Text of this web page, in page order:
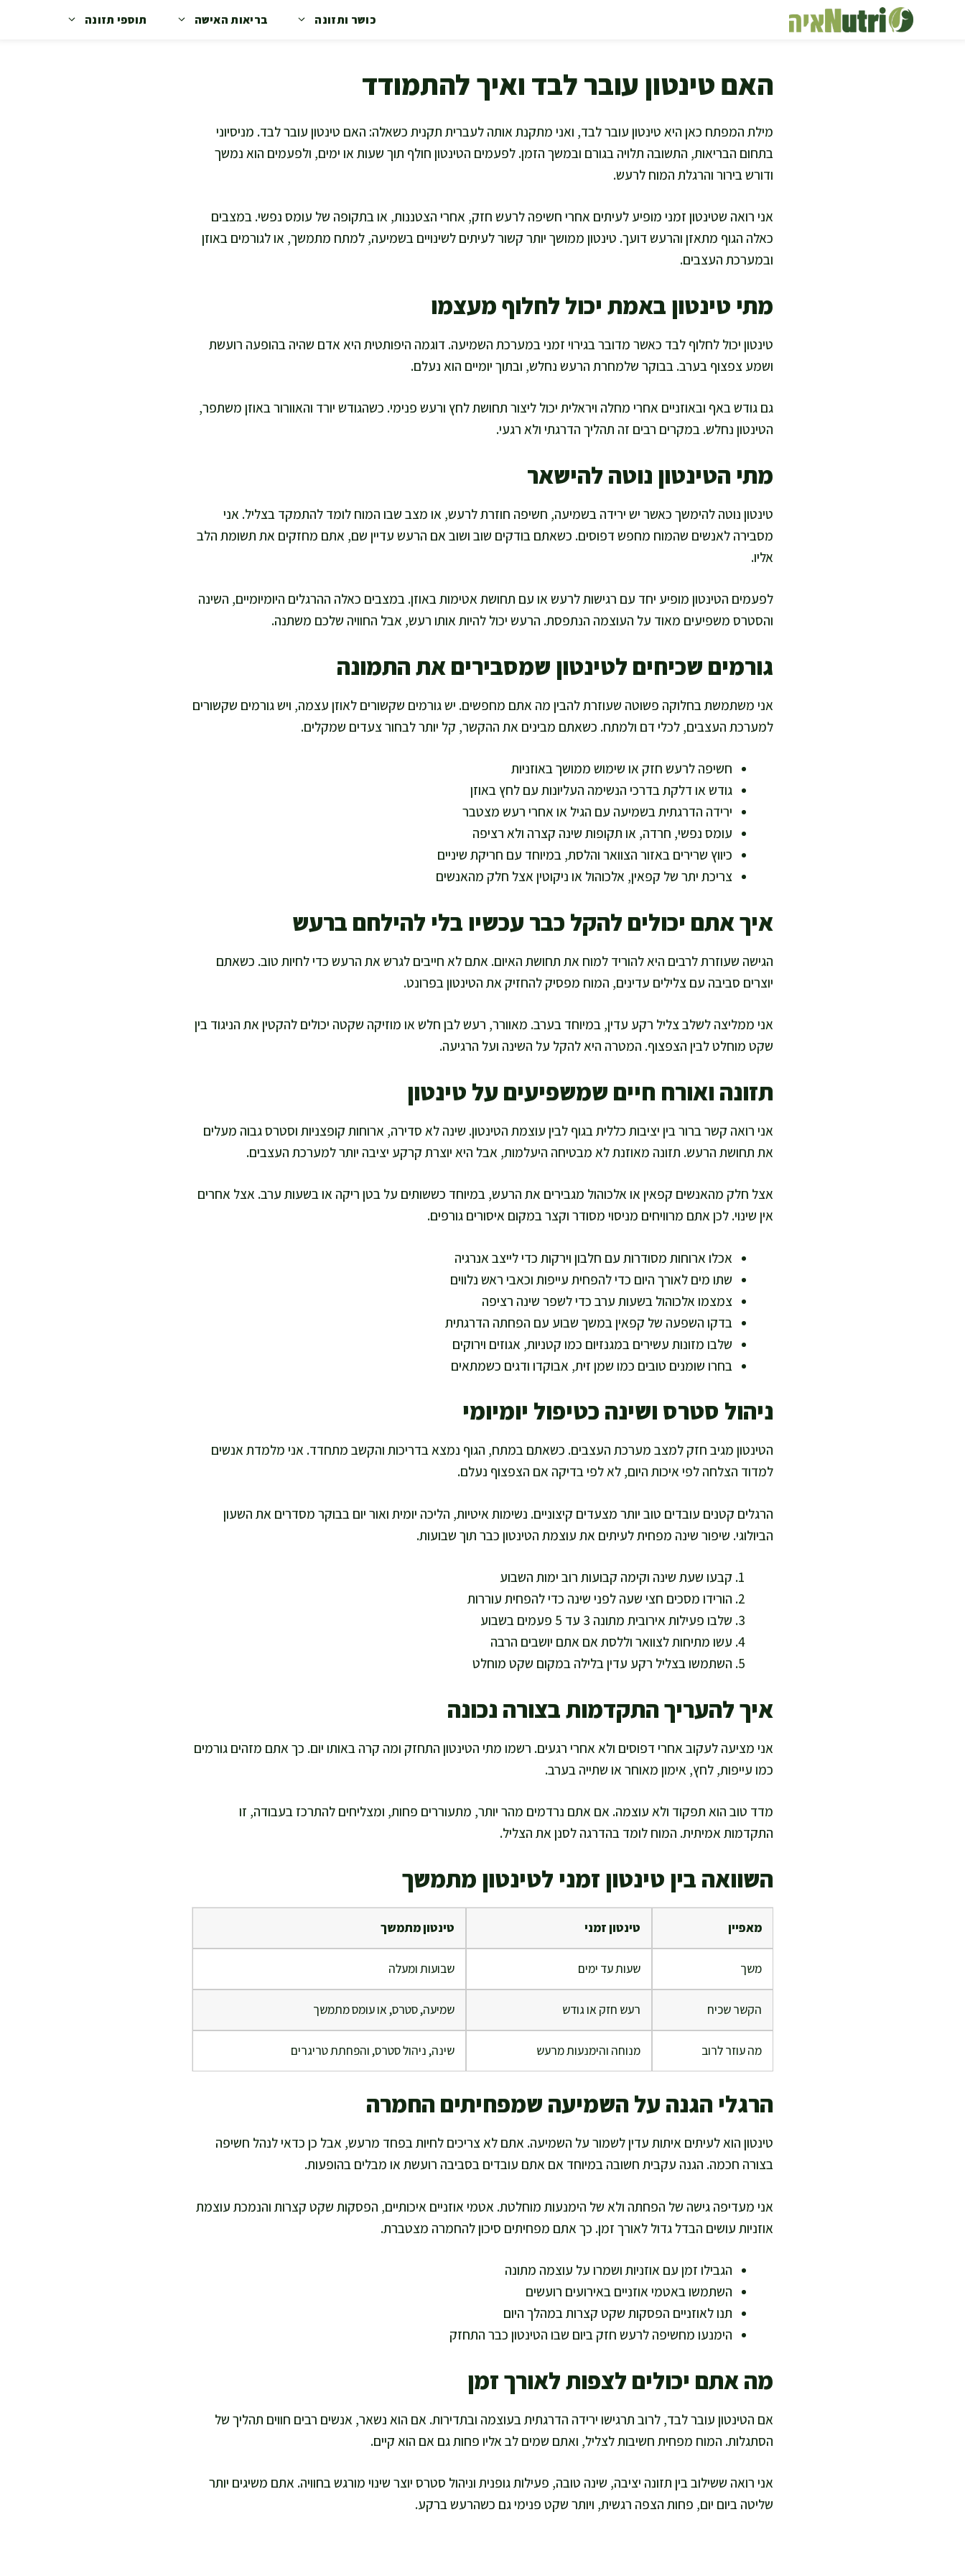
כושר ותזונה בריאות האישה תוספי תזונה
האם טינטון עובר לבד ואיך להתמודד
מילת המפתח כאן היא טינטון עובר לבד, ואני מתקנת אותה לעברית תקנית כשאלה: האם טינטון עובר לבד. מניסיוני
בתחום הבריאות, התשובה תלויה בגורם ובמשך הזמן. לפעמים הטינטון חולף תוך שעות או ימים, ולפעמים הוא נמשך
ודורש בירור והרגלת המוח לרעש.
אני רואה שטינטון זמני מופיע לעיתים אחרי חשיפה לרעש חזק, אחרי הצטננות, או בתקופה של עומס נפשי. במצבים
כאלה הגוף מתאזן והרעש דועך. טינטון ממושך יותר קשור לעיתים לשינויים בשמיעה, למתח מתמשך, או לגורמים באוזן
ובמערכת העצבים.
מתי טינטון באמת יכול לחלוף מעצמו
טינטון יכול לחלוף לבד כאשר מדובר בגירוי זמני במערכת השמיעה. דוגמה היפותטית היא אדם שהיה בהופעה רועשת
ושמע צפצוף בערב. בבוקר שלמחרת הרעש נחלש, ובתוך יומיים הוא נעלם.
גם גודש באף ובאוזניים אחרי מחלה ויראלית יכול ליצור תחושת לחץ ורעש פנימי. כשהגודש יורד והאוורור באוזן משתפר,
הטינטון נחלש. במקרים רבים זה תהליך הדרגתי ולא רגעי.
מתי הטינטון נוטה להישאר
טינטון נוטה להימשך כאשר יש ירידה בשמיעה, חשיפה חוזרת לרעש, או מצב שבו המוח לומד להתמקד בצליל. אני
מסבירה לאנשים שהמוח מחפש דפוסים. כשאתם בודקים שוב ושוב אם הרעש עדיין שם, אתם מחזקים את תשומת הלב
אליו.
לפעמים הטינטון מופיע יחד עם רגישות לרעש או עם תחושת אטימות באוזן. במצבים כאלה ההרגלים היומיומיים, השינה
והסטרס משפיעים מאוד על העוצמה הנתפסת. הרעש יכול להיות אותו רעש, אבל החוויה שלכם משתנה.
גורמים שכיחים לטינטון שמסבירים את התמונה
אני משתמשת בחלוקה פשוטה שעוזרת להבין מה אתם מחפשים. יש גורמים שקשורים לאוזן עצמה, ויש גורמים שקשורים
למערכת העצבים, לכלי דם ולמתח. כשאתם מבינים את ההקשר, קל יותר לבחור צעדים שמקלים.
חשיפה לרעש חזק או שימוש ממושך באוזניות
גודש או דלקת בדרכי הנשימה העליונות עם לחץ באוזן
ירידה הדרגתית בשמיעה עם הגיל או אחרי רעש מצטבר
עומס נפשי, חרדה, או תקופות שינה קצרה ולא רציפה
כיווץ שרירים באזור הצוואר והלסת, במיוחד עם חריקת שיניים
צריכת יתר של קפאין, אלכוהול או ניקוטין אצל חלק מהאנשים
איך אתם יכולים להקל כבר עכשיו בלי להילחם ברעש
הגישה שעוזרת לרבים היא להוריד למוח את תחושת האיום. אתם לא חייבים לגרש את הרעש כדי לחיות טוב. כשאתם
יוצרים סביבה עם צלילים עדינים, המוח מפסיק להחזיק את הטינטון בפרונט.
אני ממליצה לשלב צליל רקע עדין, במיוחד בערב. מאוורר, רעש לבן חלש או מוזיקה שקטה יכולים להקטין את הניגוד בין
שקט מוחלט לבין הצפצוף. המטרה היא להקל על השינה ועל הרגיעה.
תזונה ואורח חיים שמשפיעים על טינטון
אני רואה קשר ברור בין יציבות כללית בגוף לבין עוצמת הטינטון. שינה לא סדירה, ארוחות קופצניות וסטרס גבוה מעלים
את תחושת הרעש. תזונה מאוזנת לא מבטיחה היעלמות, אבל היא יוצרת קרקע יציבה יותר למערכת העצבים.
אצל חלק מהאנשים קפאין או אלכוהול מגבירים את הרעש, במיוחד כששותים על בטן ריקה או בשעות ערב. אצל אחרים
אין שינוי. לכן אתם מרוויחים מניסוי מסודר וקצר במקום איסורים גורפים.
אכלו ארוחות מסודרות עם חלבון וירקות כדי לייצב אנרגיה
שתו מים לאורך היום כדי להפחית עייפות וכאבי ראש נלווים
צמצמו אלכוהול בשעות ערב כדי לשפר שינה רציפה
בדקו השפעה של קפאין במשך שבוע עם הפחתה הדרגתית
שלבו מזונות עשירים במגנזיום כמו קטניות, אגוזים וירוקים
בחרו שומנים טובים כמו שמן זית, אבוקדו ודגים כשמתאים
ניהול סטרס ושינה כטיפול יומיומי
הטינטון מגיב חזק למצב מערכת העצבים. כשאתם במתח, הגוף נמצא בדריכות והקשב מתחדד. אני מלמדת אנשים
למדוד הצלחה לפי איכות היום, לא לפי בדיקה אם הצפצוף נעלם.
הרגלים קטנים עובדים טוב יותר מצעדים קיצוניים. נשימות איטיות, הליכה יומית ואור יום בבוקר מסדרים את השעון
הביולוגי. שיפור שינה מפחית לעיתים את עוצמת הטינטון כבר תוך שבועות.
קבעו שעת שינה וקימה קבועות רוב ימות השבוע
הורידו מסכים חצי שעה לפני שינה כדי להפחית עוררות
שלבו פעילות אירובית מתונה 3 עד 5 פעמים בשבוע
עשו מתיחות לצוואר וללסת אם אתם יושבים הרבה
השתמשו בצליל רקע עדין בלילה במקום שקט מוחלט
איך להעריך התקדמות בצורה נכונה
אני מציעה לעקוב אחרי דפוסים ולא אחרי רגעים. רשמו מתי הטינטון התחזק ומה קרה באותו יום. כך אתם מזהים גורמים
כמו עייפות, לחץ, אימון מאוחר או שתייה בערב.
מדד טוב הוא תפקוד ולא עוצמה. אם אתם נרדמים מהר יותר, מתעוררים פחות, ומצליחים להתרכז בעבודה, זו
התקדמות אמיתית. המוח לומד בהדרגה לסנן את הצליל.
השוואה בין טינטון זמני לטינטון מתמשך
מאפיין טינטון זמני טינטון מתמשך
משך שעות עד ימים שבועות ומעלה
הקשר שכיח רעש חזק או גודש שמיעה, סטרס, או עומס מתמשך
מה עוזר לרוב מנוחה והימנעות מרעש שינה, ניהול סטרס, והפחתת טריגרים
הרגלי הגנה על השמיעה שמפחיתים החמרה
טינטון הוא לעיתים איתות עדין לשמור על השמיעה. אתם לא צריכים לחיות בפחד מרעש, אבל כן כדאי לנהל חשיפה
בצורה חכמה. הגנה עקבית חשובה במיוחד אם אתם עובדים בסביבה רועשת או מבלים בהופעות.
אני מעדיפה גישה של הפחתה ולא של הימנעות מוחלטת. אטמי אוזניים איכותיים, הפסקות שקט קצרות והנמכת עוצמת
אוזניות עושים הבדל גדול לאורך זמן. כך אתם מפחיתים סיכון להחמרה מצטברת.
הגבילו זמן עם אוזניות ושמרו על עוצמה מתונה
השתמשו באטמי אוזניים באירועים רועשים
תנו לאוזניים הפסקות שקט קצרות במהלך היום
הימנעו מחשיפה לרעש חזק ביום שבו הטינטון כבר התחזק
מה אתם יכולים לצפות לאורך זמן
אם הטינטון עובר לבד, לרוב תרגישו ירידה הדרגתית בעוצמה ובתדירות. אם הוא נשאר, אנשים רבים חווים תהליך של
הסתגלות. המוח מפחית חשיבות לצליל, ואתם שמים לב אליו פחות גם אם הוא קיים.
אני רואה ששילוב בין תזונה יציבה, שינה טובה, פעילות גופנית וניהול סטרס יוצר שינוי מורגש בחוויה. אתם משיגים יותר
שליטה ביום יום, פחות הצפה רגשית, ויותר שקט פנימי גם כשהרעש ברקע.